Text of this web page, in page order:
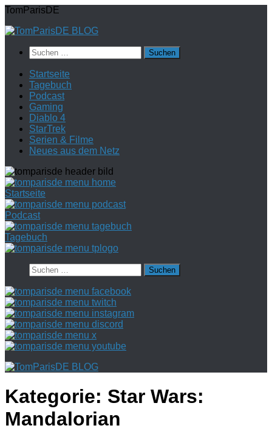
Zum
springen
TomParisDE
Suchen
nach:
Startseite
Tagebuch
Podcast
Gaming
Diablo 4
StarTrek
Serien & Filme
Neues aus dem Netz
Startseite
Podcast
Tagebuch
Suchen
nach:
Kategorie: Star Wars:
Mandalorian